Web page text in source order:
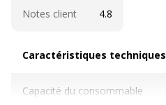
Notes client 4.8
Caractéristiques techniques
Capacité du consommable